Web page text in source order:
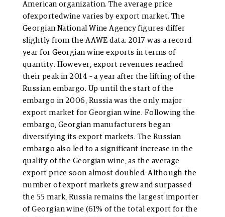
American organization. The average price
ofexportedwine varies by export market. The
Georgian National Wine Agency figures differ
slightly from the AAWE data. 2017 was a record
year for Georgian wine exports in terms of
quantity. However, export revenues reached
their peak in 2014 – a year after the lifting of the
Russian embargo. Up until the start of the
embargo in 2006, Russia was the only major
export market for Georgian wine. Following the
embargo, Georgian manufacturers began
diversifying its export markets. The Russian
embargo also led to a significant increase in the
quality of the Georgian wine, as the average
export price soon almost doubled. Although the
number of export markets grew and surpassed
the 55 mark, Russia remains the largest importer
of Georgian wine (61% of the total export for the